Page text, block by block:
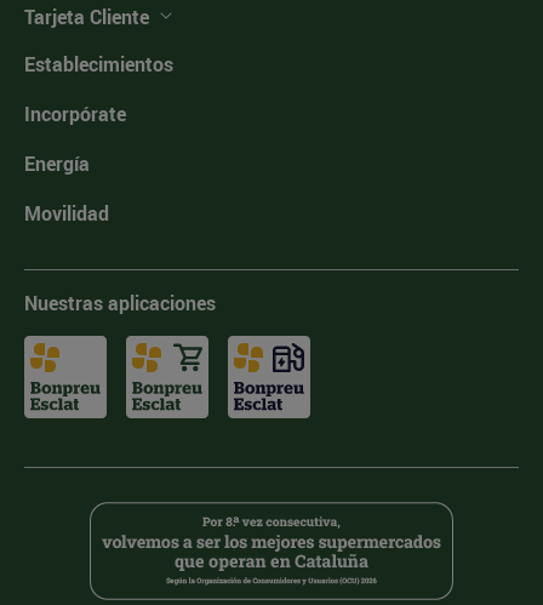
Tarjeta Cliente
Establecimientos
Incorpórate
Energía
Movilidad
Nuestras aplicaciones